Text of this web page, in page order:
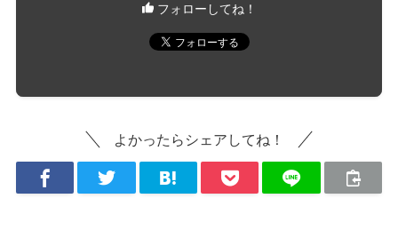
フォローしてね！
よかったらシェアしてね！